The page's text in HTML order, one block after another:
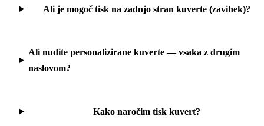
Ali je mogoč tisk na zadnjo stran kuverte (zavihek)?
Ali nudite personalizirane kuverte — vsaka z drugim
naslovom?
Kako naročim tisk kuvert?